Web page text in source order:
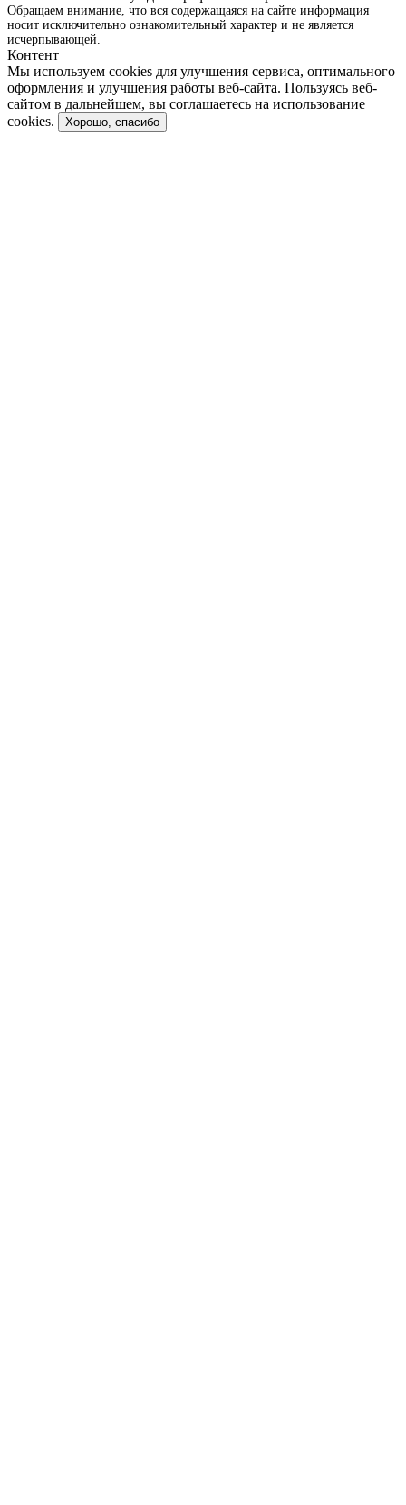
Обращаем внимание, что вся содержащаяся на сайте информация
носит исключительно ознакомительный характер и не является
исчерпывающей.
Контент
Мы используем cookies для улучшения сервиса, оптимального
оформления и улучшения работы веб-сайта. Пользуясь веб-
сайтом в дальнейшем, вы соглашаетесь на использование
cookies.
Хорошо, спасибо